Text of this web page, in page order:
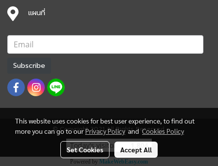
แผนที่
Subscribe
© Copyright 2021 All Rights Reserved.
Today's visitor 1,804
Powered by MakeWebEasy.com
This website uses cookies for best user experience, to find out
more you can go to ourPrivacy PolicyandCookies Policy
Set Cookies Accept All